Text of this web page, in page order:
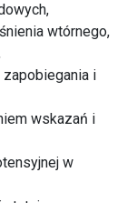
wtórnego,
i
wskazań i
w